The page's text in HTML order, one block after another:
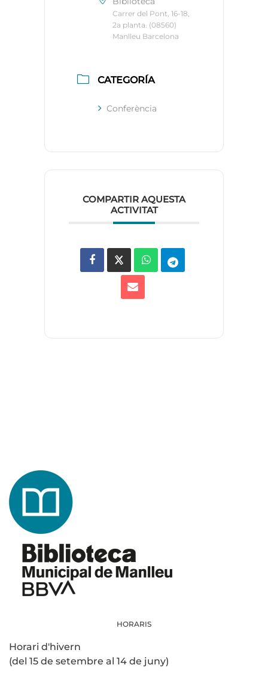
Carrer del Pont, 16-18,
2a planta. (08560)
Manlleu Barcelona
CATEGORÍA
Conferència
COMPARTIR AQUESTA
ACTIVITAT
HORARIS
Horari d'hivern
(del 15 de setembre al 14 de juny)